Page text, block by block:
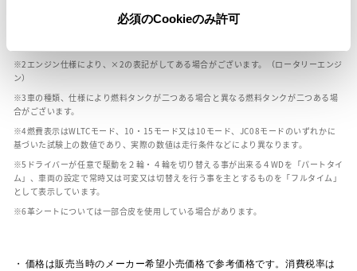
必須のCookieのみ許可
エンジン仕様により、×2の表記がしてある場合がございます。（ロータリーエンジ
ン）
車の種類、仕様により燃料タンクが二つある場合と異なる燃料タンクが二つある場
合がございます。
燃費表示はWLTCモード、10・15モード又は10モード、JC08モードのいずれかに
基づいた試験上の数値であり、実際の数値は走行条件などにより異なります。
ドライバーが任意で駆動を２輪・４輪を切り替える事が出来る４WDを「パートタイ
ム」、車両の設定で常時又は可変又は切替えを行う事を主とするものを「フルタイム」
として表示しています。
革シートについては一部合皮を使用している場合があります。
価格は販売当時のメーカー希望小売価格で参考価格です。消費税率は